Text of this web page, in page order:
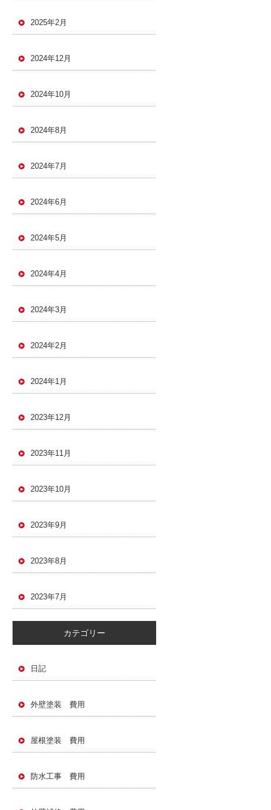
2025年2月
2024年12月
2024年10月
2024年8月
2024年7月
2024年6月
2024年5月
2024年4月
2024年3月
2024年2月
2024年1月
2023年12月
2023年11月
2023年10月
2023年9月
2023年8月
2023年7月
カテゴリー
日記
外壁塗装 費用
屋根塗装 費用
防水工事 費用